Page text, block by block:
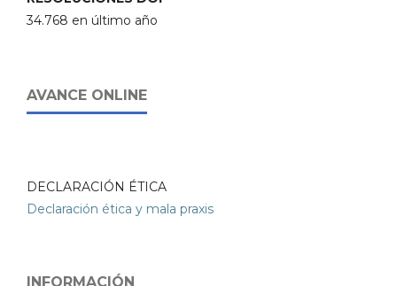
34.768 en último año
AVANCE ONLINE
DECLARACIÓN ÉTICA
Declaración ética y mala praxis
INFORMACIÓN